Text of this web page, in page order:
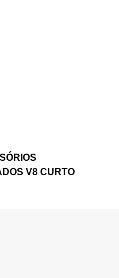
V8 CURTO